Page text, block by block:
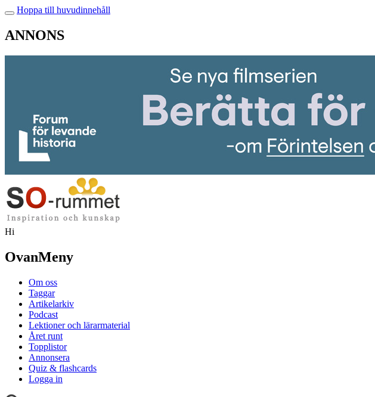
Hoppa till huvudinnehåll
ANNONS
Hi
OvanMeny
Om oss
Taggar
Artikelarkiv
Podcast
Lektioner och lärarmaterial
Året runt
Topplistor
Annonsera
Quiz & flashcards
Logga in